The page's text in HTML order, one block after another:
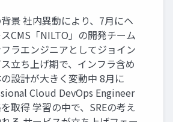
景 社内異動により、7月にヘ
CMS「NILTO」の開発チーム
ラエンジニアとしてジョイン
立ち上げ期で、インフラ含め
設計が大きく変動中 8月に
Cloud DevOps Engineer
取得 学習の中で、SREの考え